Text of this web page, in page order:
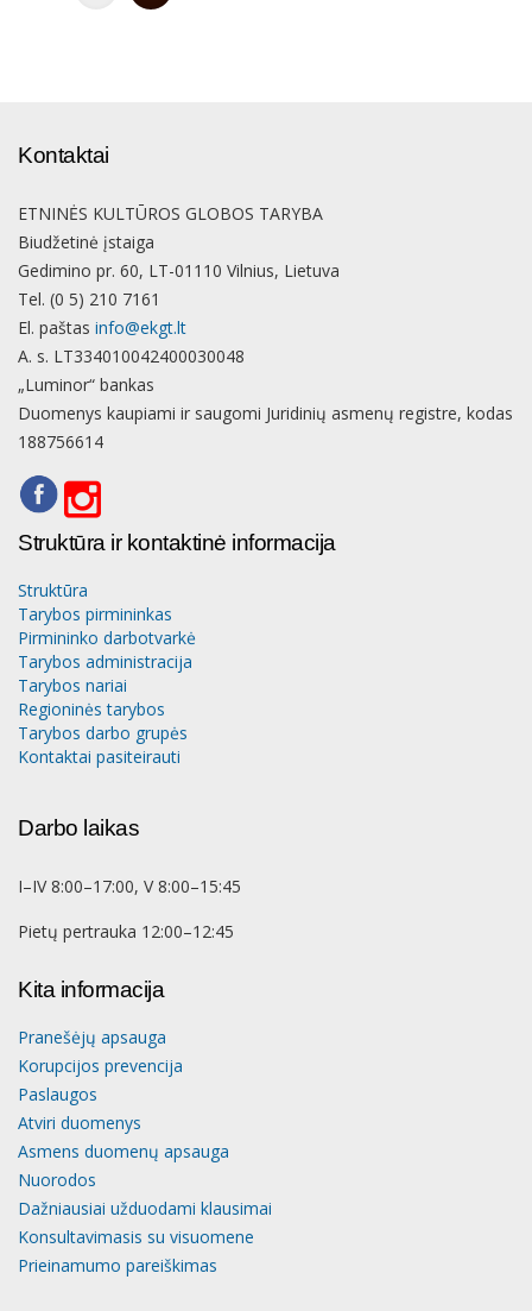
Kontaktai
ETNINĖS KULTŪROS GLOBOS TARYBA
Biudžetinė įstaiga
Gedimino pr. 60, LT-01110 Vilnius, Lietuva
Tel. (0 5) 210 7161
El. paštas info@ekgt.lt
A. s. LT334010042400030048
„Luminor“ bankas
Duomenys kaupiami ir saugomi Juridinių asmenų registre, kodas
188756614
Struktūra ir kontaktinė informacija
Struktūra
Tarybos pirmininkas
Pirmininko darbotvarkė
Tarybos administracija
Tarybos nariai
Regioninės tarybos
Tarybos darbo grupės
Kontaktai pasiteirauti
Darbo laikas
I–IV 8:00–17:00, V 8:00–15:45
Pietų pertrauka 12:00–12:45
Kita informacija
Pranešėjų apsauga
Korupcijos prevencija
Paslaugos
Atviri duomenys
Asmens duomenų apsauga
Nuorodos
Dažniausiai užduodami klausimai
Konsultavimasis su visuomene
Prieinamumo pareiškimas